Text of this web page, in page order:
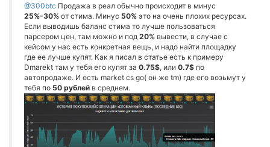
@300btc Продажа в реал обычно происходит в минус
25%-30% от стима. Минус 50% это на очень плохих ресурсах.
Если выводишь баланс стима то лучше пользоваться
парсером цен, там можно и под 20% вывести, в случае с
кейсом у нас есть конкретная вещь, и надо найти площадку
где ее лучше купят. Как я писал в статье есть к примеру
Dmarekt там у тебя его купят за 0.75$, или 0.7$ по
автопродаже. И есть market cs go( он же tm) где его возьмут у
тебя по 50 рублей в среднем.